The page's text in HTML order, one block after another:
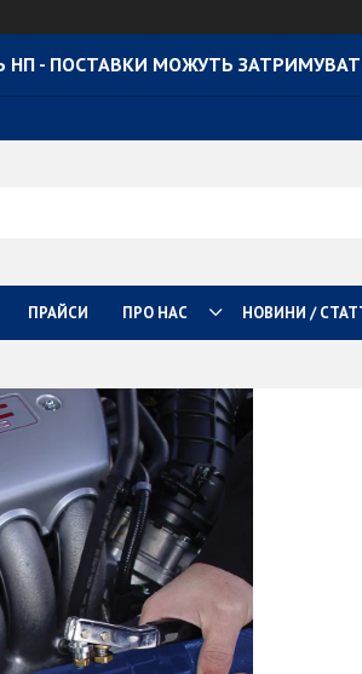
НП - ПОСТАВКИ МОЖУТЬ
ПРАЙСИ ПРО НАС НОВИНИ /